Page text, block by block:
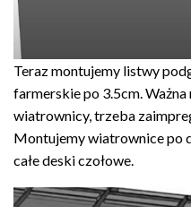
Teraz montujemy listwy
farmerskie po 3.5cm.
wiatrownicy, trzeba
Montujemy wiatrownice po
całe deski czołowe.